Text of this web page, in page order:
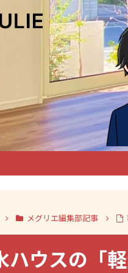
メグリエ編集部記事
ハウスの「